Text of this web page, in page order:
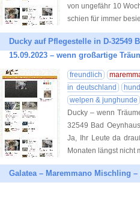
von ungefähr 10
schien für immer
Ducky auf Pflegestelle in D-32549
15.09.2023 – wenn großartige
freundlich
in deutschland
welpen & junghunde
Ducky – wenn
32549 Bad
Ja, Ihr Leute da
Monaten längst nicht
Galatea – Maremmano Mischling